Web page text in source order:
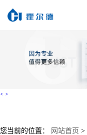
< >
您当前的位置： 网站首页 >